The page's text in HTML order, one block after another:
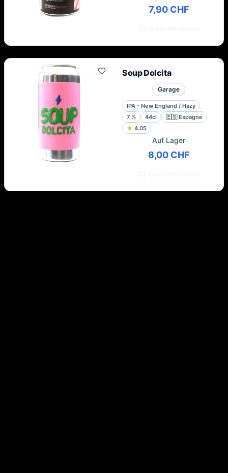
7,90 CHF
Soup Dolcita
Garage
IPA - New England / Hazy
7 % 44cl 🇪🇸 Espagne
★ 4.05
Auf Lager
8,00 CHF